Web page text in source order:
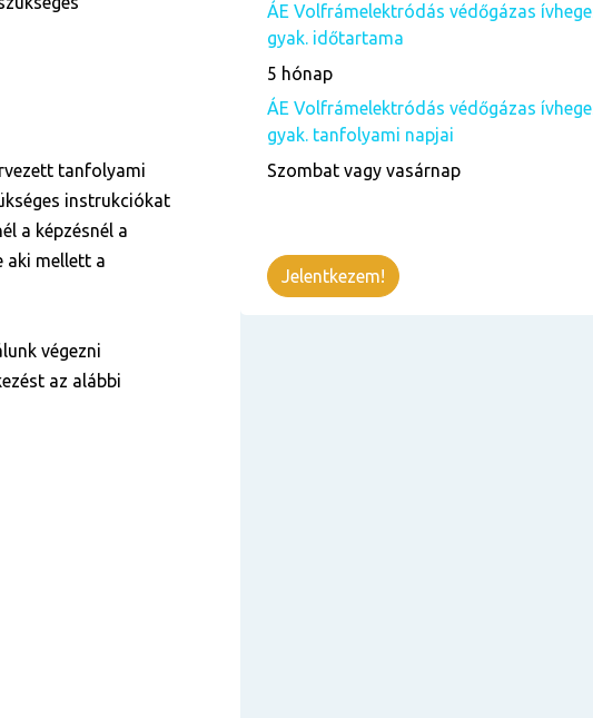
tanfolyami
instrukciókat
a képzésnél a
aki mellett a
végezni
az alábbi
ÁE Volfrámelektródás védőgázas
gyak. időtartama
5 hónap
ÁE Volfrámelektródás védőgázas
gyak. tanfolyami napjai
Szombat vagy vasárnap
Jelentkezem!